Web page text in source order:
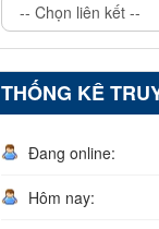
THỐNG KÊ
Đang online:
Hôm nay: